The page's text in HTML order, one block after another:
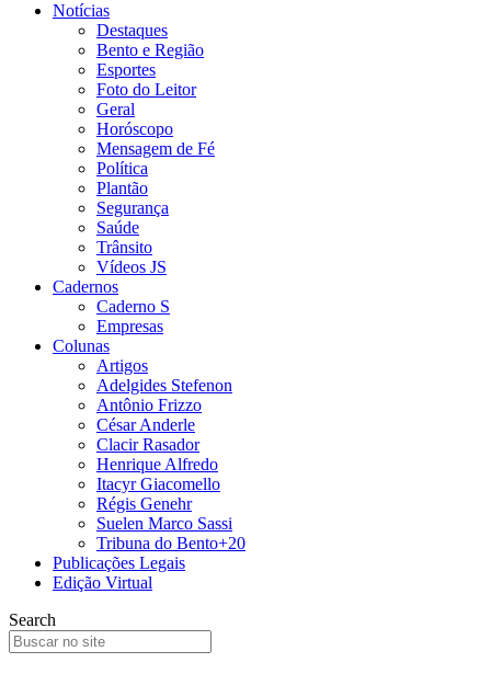
Notícias
Destaques
Bento e Região
Esportes
Foto do Leitor
Geral
Horóscopo
Mensagem de Fé
Política
Plantão
Segurança
Saúde
Trânsito
Vídeos JS
Cadernos
Caderno S
Empresas
Colunas
Artigos
Adelgides Stefenon
Antônio Frizzo
César Anderle
Clacir Rasador
Henrique Alfredo
Itacyr Giacomello
Régis Genehr
Suelen Marco Sassi
Tribuna do Bento+20
Publicações Legais
Edição Virtual
Search